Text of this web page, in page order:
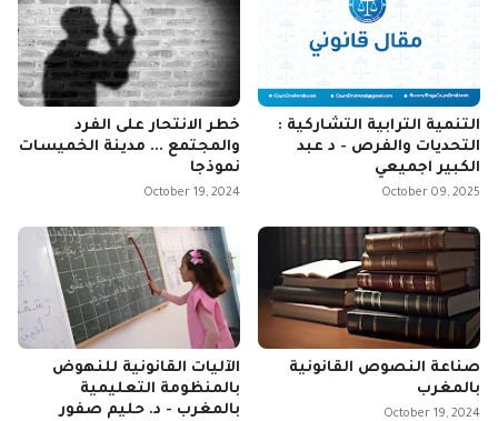
التنمية الترابية التشاركية :
التحديات والفرص - د عبد
الكبير اجميعي
October 09, 2025
خطر الانتحار على الفرد
والمجتمع ... مدينة الخميسات
نموذجا
October 19, 2024
صناعة النصوص القانونية
بالمغرب
October 19, 2024
الآليات القانونية للنهوض
بالمنظومة التعليمية
بالمغرب - د. حليم صفور